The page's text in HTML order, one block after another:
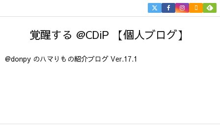
覚醒する @CDiP 【個人ブログ】
@donpy のハマりもの紹介ブログ Ver.17.1

